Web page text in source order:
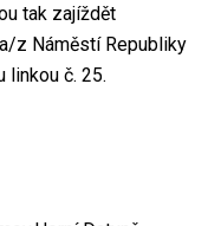
tak zajíždět
z Náměstí Republiky
linkou č. 25.